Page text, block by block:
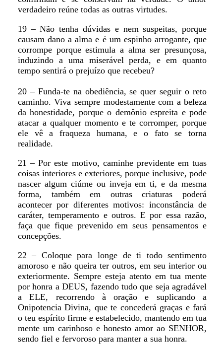
verdadeiro reúne todas as outras virtudes.
19 – Não tenha dúvidas e nem suspeitas, porque
causam dano a alma e é um espinho arrogante, que
corrompe porque estimula a alma ser presunçosa,
induzindo a uma miserável perda, e em quanto
tempo sentirá o prejuízo que recebeu?
20 – Funda-te na obediência, se quer seguir o reto
caminho. Viva sempre modestamente com a beleza
da honestidade, porque o demônio espreita e pode
atacar a qualquer momento e te corromper, porque
ele vê a fraqueza humana, e o fato se torna
realidade.
21 – Por este motivo, caminhe previdente em tuas
coisas interiores e exteriores, porque inclusive, pode
nascer algum ciúme ou inveja em ti, e da mesma
forma, também em outras criaturas poderá
acontecer por diferentes motivos: inconstância de
caráter, temperamento e outros. E por essa razão,
faça que fique prevenido em seus pensamentos e
concepções.
22 – Coloque para longe de ti todo sentimento
amoroso e não queira ter outros, em seu interior ou
exteriormente. Sempre esteja atento em tua mente
por honra a DEUS, fazendo tudo que seja agradável
a ELE, recorrendo à oração e suplicando a
Onipotencia Divina, que te concederá graças e fará
o teu espírito firme e estabelecido, mantendo em tua
mente um carinhoso e honesto amor ao SENHOR,
sendo fiel e fervoroso para manter a sua honra.